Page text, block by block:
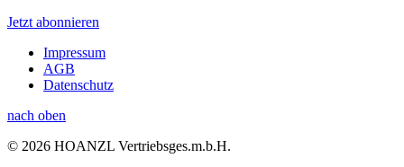
Jetzt abonnieren
Impressum
AGB
Datenschutz
nach oben
© 2026 HOANZL Vertriebsges.m.b.H.